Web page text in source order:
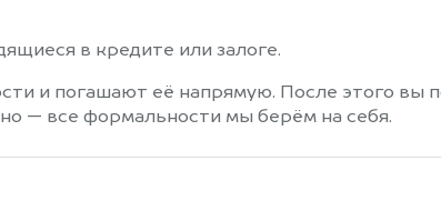
в кредите или залоге.
и погашают её напрямую. После этого вы
— все формальности мы берём на себя.